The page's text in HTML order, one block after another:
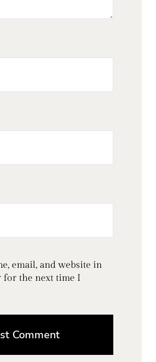
email, and website in
for the next time I